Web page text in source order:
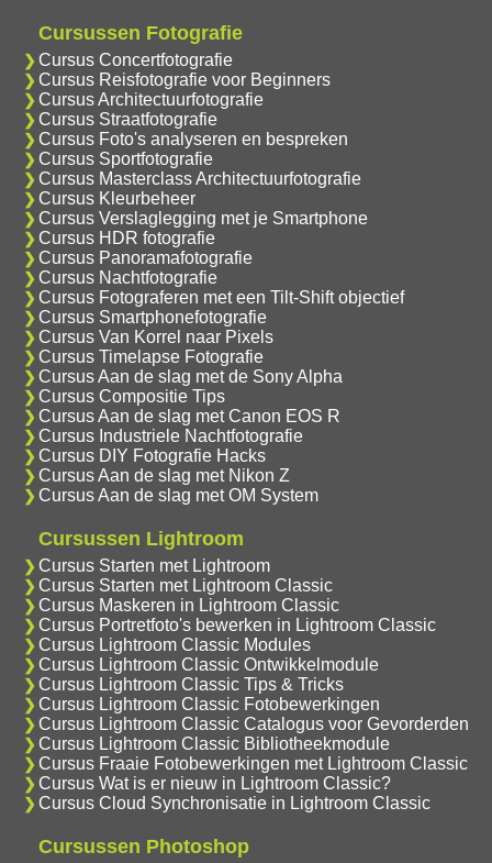
Cursussen Fotografie
Cursus Concertfotografie
Cursus Reisfotografie voor Beginners
Cursus Architectuurfotografie
Cursus Straatfotografie
Cursus Foto's analyseren en bespreken
Cursus Sportfotografie
Cursus Masterclass Architectuurfotografie
Cursus Kleurbeheer
Cursus Verslaglegging met je Smartphone
Cursus HDR fotografie
Cursus Panoramafotografie
Cursus Nachtfotografie
Cursus Fotograferen met een Tilt-Shift objectief
Cursus Smartphonefotografie
Cursus Van Korrel naar Pixels
Cursus Timelapse Fotografie
Cursus Aan de slag met de Sony Alpha
Cursus Compositie Tips
Cursus Aan de slag met Canon EOS R
Cursus Industriele Nachtfotografie
Cursus DIY Fotografie Hacks
Cursus Aan de slag met Nikon Z
Cursus Aan de slag met OM System
Cursussen Lightroom
Cursus Starten met Lightroom
Cursus Starten met Lightroom Classic
Cursus Maskeren in Lightroom Classic
Cursus Portretfoto's bewerken in Lightroom Classic
Cursus Lightroom Classic Modules
Cursus Lightroom Classic Ontwikkelmodule
Cursus Lightroom Classic Tips & Tricks
Cursus Lightroom Classic Fotobewerkingen
Cursus Lightroom Classic Catalogus voor Gevorderden
Cursus Lightroom Classic Bibliotheekmodule
Cursus Fraaie Fotobewerkingen met Lightroom Classic
Cursus Wat is er nieuw in Lightroom Classic?
Cursus Cloud Synchronisatie in Lightroom Classic
Cursussen Photoshop